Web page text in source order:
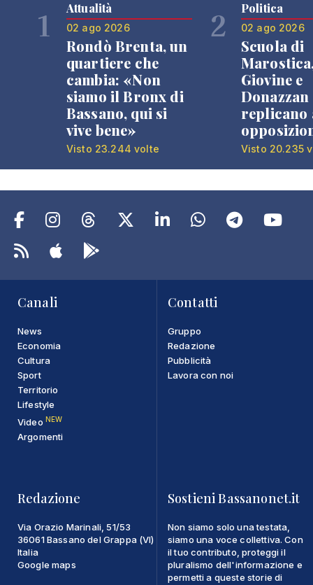
1 Attualità
02 ago 2026
Rondò Brenta, un
quartiere che
cambia: «Non
siamo il Bronx di
Bassano, qui si
vive bene»
Visto 23.244 volte
2 Politica
02 ago 2026
Scuola di
Giovine e
Donazzan
replicano
Visto 20.235
Canali
News
Economia
Cultura
Sport
Territorio
Lifestyle
Video NEW
Argomenti
Contatti
Gruppo
Redazione
Pubblicità
Lavora con noi
Redazione
Via Orazio Marinali, 51/53
36061 Bassano del Grappa (VI)
Italia
Google maps
Sostieni Bassanonet.it
Non siamo solo una testata,
siamo una voce collettiva. Con
il tuo contributo, proteggi il
pluralismo dell'informazione e
permetti a queste storie di